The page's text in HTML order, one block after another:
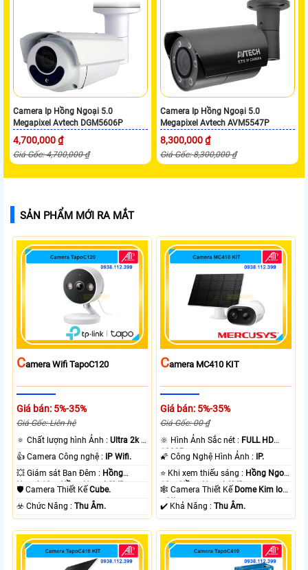
Camera Ip Hồng Ngoại 5.0
Megapixel Avtech DGM5606P
4,700,000 ₫
Giá Gốc: 4,700,000 ₫
Camera Ip Hồng Ngoại 5.0
Megapixel Avtech AVM5547P
8,300,000 ₫
Giá Gốc: 8,300,000 ₫
SẢN PHẨM MỚI RA MẮT
CAmera Wifi TapoC120
Giá bán: 5%-35%
Giá Gốc: Liên hệ
🔅 Chất lượng hình Ảnh :Ultra 2k +
.
👍 Camera Công nghệ :
IP Wifi.
💥 Giám sát Ban Đêm : Hồng
Ngoại 10m Hồng Ngoại SMD.
🛡 Camera Thiết KếCube.
️☣️ Chức Năng :Thu Âm.
CAmera MC410 KIT
Giá bán: 5%-35%
Giá Gốc: 00 ₫
🔆 Hình Ảnh Sắc nét : FULL HD
1080P .
🌠 Công Nghệ Hình Ảnh :
IP.
⭐ Khi xem thiếu sáng : Hồng Ngoại
10m Hồng Ngoại SMD.
🕸️ Camera Thiết Kế Dome Kim loại
+ Nhựa.
️✔️ Khả Năng :Thu Âm.